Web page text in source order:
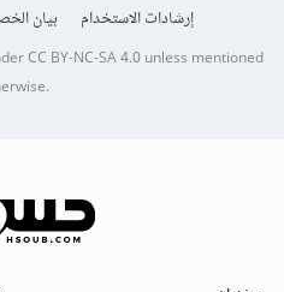
إرشادات الاستخدام
بيان
CC BY-NC-SA 4.0unless mentioned